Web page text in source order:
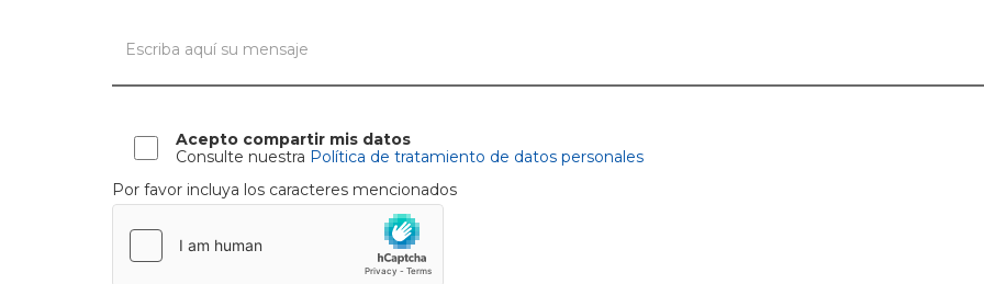
Acepto compartir mis datos
Consulte nuestra Política de tratamiento de datos personales
Por favor incluya los caracteres mencionados